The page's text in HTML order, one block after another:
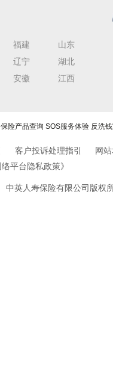
福建
山东
辽宁
湖北
安徽
江西
险产品查询 SOS服务体验 反洗
客户投诉处理指引
网
络平台隐私政策》
中英人寿保险有限公司版权